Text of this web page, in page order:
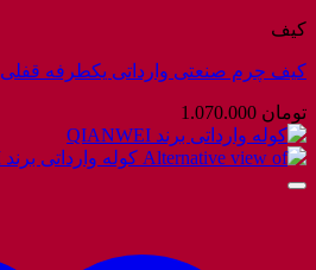
کیف
کیف چرم صنعتی وارداتی یکطرفه قفلی
تومان